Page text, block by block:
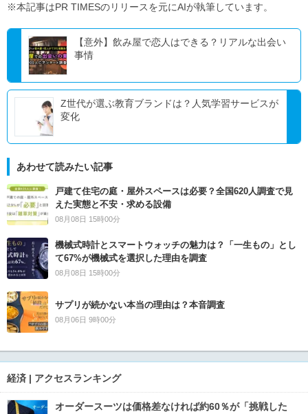
※本記事はPR TIMESのリリースを元にAIが執筆しています。
【意外】飲み屋で恋人はできる？リアルな出会い
事情
Z世代が選ぶ教育ブランドは？人気学習サービスが
変化
あわせて読みたい記事
戸建て住宅の庭・屋外スペースは必要？全国620人調査で見
えた実態と不安・求める設備
08月08日 15時00分
機械式時計とスマートウォッチの魅力は？「一生もの」とし
て67%が機械式を選択した理由を調査
08月08日 15時00分
サプリが続かない本当の理由は？本音調査
08月06日 9時00分
経済 | アクセスランキング
オーダースーツは価格差なければ約60％が「挑戦した